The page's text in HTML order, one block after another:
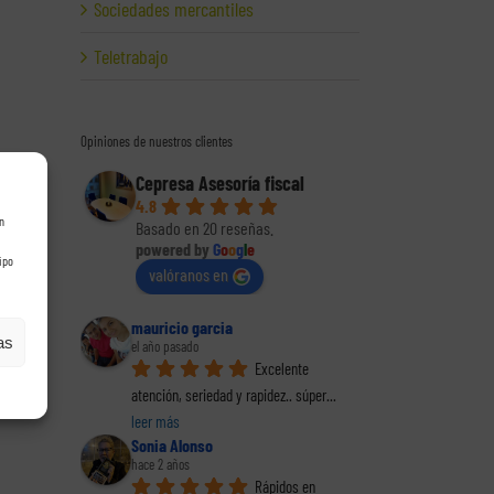
Sociedades mercantiles
Teletrabajo
Opiniones de nuestros clientes
Cepresa Asesoría fiscal
4.8
Basado en 20 reseñas.
powered by Google
valóranos en
mauricio garcia
el año pasado
Excelente
atención, seriedad y rapidez.. súper
leer más
Sonia Alonso
hace 2 años
Rápidos en